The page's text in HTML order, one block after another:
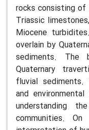
rocks consisting of
Triassic
Miocene
overlain by
sediments.
Quaternary
fluvial
and
understanding
communities.